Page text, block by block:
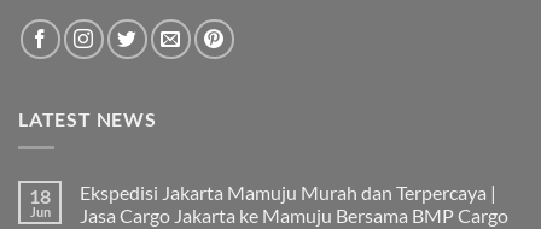
LATEST NEWS
18
Jun
Ekspedisi Jakarta Mamuju Murah dan Terpercaya |
Jasa Cargo Jakarta ke Mamuju Bersama BMP Cargo